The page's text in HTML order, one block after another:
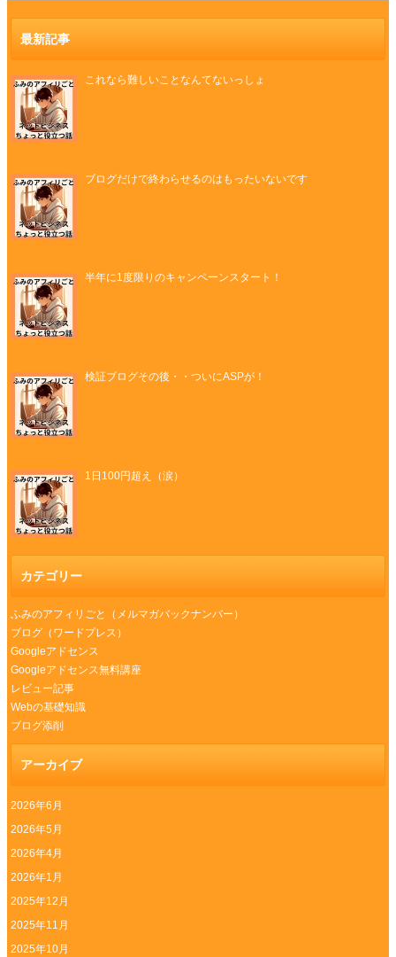
最新記事
これなら難しいことなんてないっしょ
ブログだけで終わらせるのはもったいないです
半年に1度限りのキャンペーンスタート！
検証ブログその後・・ついにASPが！
1日100円超え（涙）
カテゴリー
ふみのアフィリごと（メルマガバックナンバー）
ブログ（ワードプレス）
Googleアドセンス
Googleアドセンス無料講座
レビュー記事
Webの基礎知識
ブログ添削
アーカイブ
2026年6月
2026年5月
2026年4月
2026年1月
2025年12月
2025年11月
2025年10月